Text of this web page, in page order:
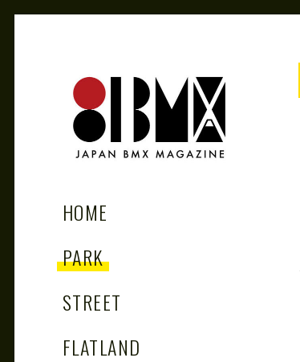
81BMX
HOME
PARK
STREET
FLATLAND